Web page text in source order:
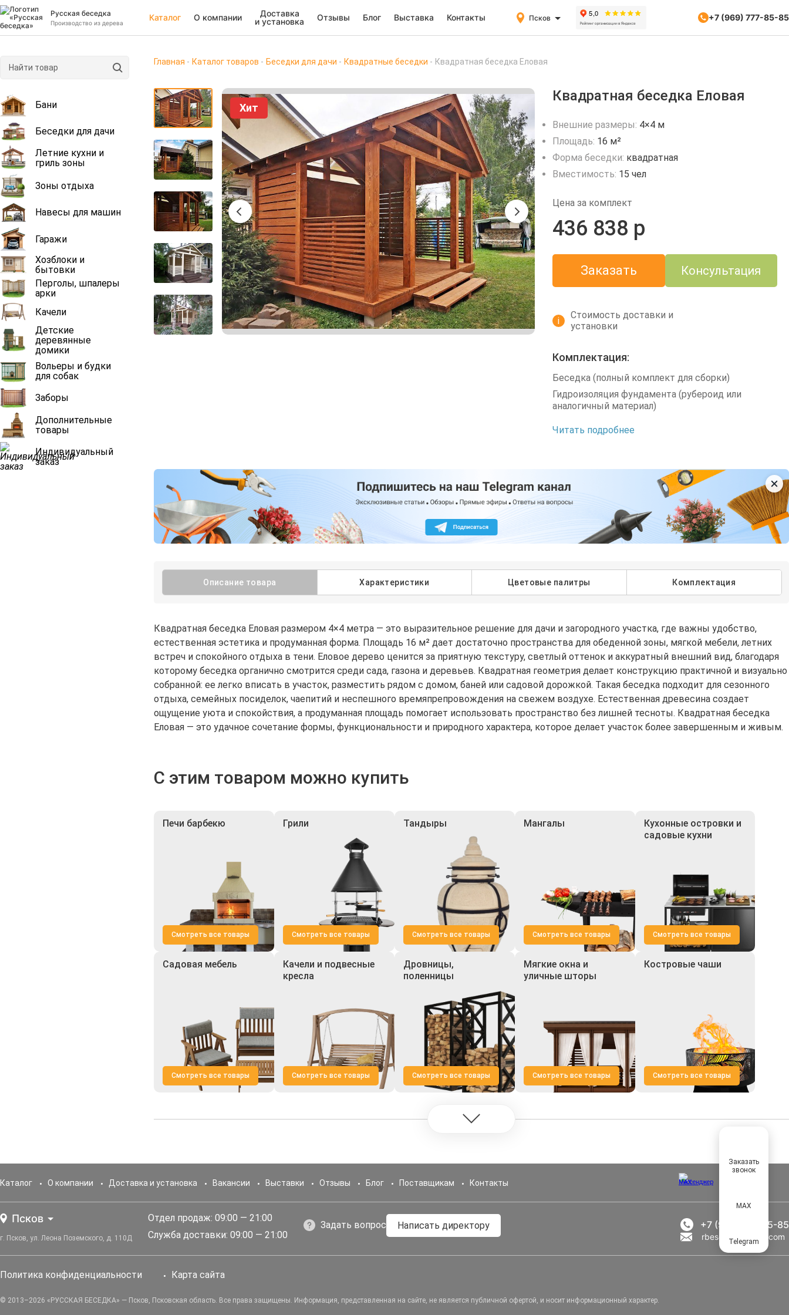
Русская беседка
Производство из дерева
Каталог О компании
Доставка
и установка
Отзывы Блог Выставка Контакты Псков +7 (969) 777-85-85
Бани
Беседки для дачи
Летние кухни и
гриль зоны
Зоны отдыха
Навесы для машин
Гаражи
Хозблоки и
бытовки
Перголы, шпалеры
арки
Качели
Детские
деревянные
домики
Вольеры и будки
для собак
Заборы
Дополнительные
товары
Индивидуальный
заказ
Главная Каталог товаров Беседки для дачи Квадратные беседки Квадратная беседка Еловая
Хит
Квадратная беседка Еловая
Внешние размеры: 4×4 м
Площадь: 16 м²
Форма беседки: квадратная
Вместимость: 15 чел
Цена за комплект
436 838 р
Заказать Консультация
i
Стоимость доставки и
установки
Комплектация:
Беседка (полный комплект для сборки)
Гидроизоляция фундамента (рубероид или
аналогичный материал)
Читать подробнее
Описание товара Характеристики Цветовые палитры Комплектация
Квадратная беседка Еловая размером 4×4 метра — это выразительное решение для дачи и загородного участка, где важны удобство,
естественная эстетика и продуманная форма. Площадь 16 м² дает достаточно пространства для обеденной зоны, мягкой мебели, летних
встреч и спокойного отдыха в тени. Еловое дерево ценится за приятную текстуру, светлый оттенок и аккуратный внешний вид, благодаря
которому беседка органично смотрится среди сада, газона и деревьев. Квадратная геометрия делает конструкцию практичной и визуально
собранной: ее легко вписать в участок, разместить рядом с домом, баней или садовой дорожкой. Такая беседка подходит для сезонного
отдыха, семейных посиделок, чаепитий и неспешного времяпрепровождения на свежем воздухе. Естественная древесина создает
ощущение уюта и спокойствия, а продуманная площадь помогает использовать пространство без лишней тесноты. Квадратная беседка
Еловая — это удачное сочетание формы, функциональности и природного характера, которое делает участок более завершенным и живым.
С этим товаром можно купить
Печи барбекю
Смотреть все товары
Грили
Смотреть все товары
Тандыры
Смотреть все товары
Мангалы
Смотреть все товары
Кухонные островки и
садовые кухни
Смотреть все товары
Садовая мебель
Смотреть все товары
Качели и подвесные
кресла
Смотреть все товары
Дровницы,
поленницы
Смотреть все товары
Мягкие окна и
уличные шторы
Смотреть все товары
Костровые чаши
Смотреть все товары
Каталог О компании Доставка и установка Вакансии Выставки Отзывы Блог Поставщикам Контакты
Псков
г. Псков, ул. Леона Поземского, д. 110Д
Отдел продаж: 09:00 — 21:00
Служба доставки: 09:00 — 21:00
Задать вопрос Написать директору +7 (969) 777-85-85
rbesedka@gmail.com
Политика конфиденциальности Карта сайта
© 2013–2026 «РУССКАЯ БЕСЕДКА» — Псков, Псковская область. Все права защищены. Информация, представленная на сайте, не является публичной офертой, и носит информационный характер.
Заказать
звонок
MAX
Telegram